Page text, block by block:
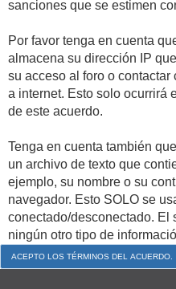
sanciones que se estimen
Por favor tenga en cuenta
almacena su dirección IP
su acceso al foro o
a internet. Esto solo ocurrirá
de este acuerdo.
Tenga en cuenta también
un archivo de texto que
ejemplo, su nombre o su
navegador. Esto SOLO se
conectado/desconectado. El
ningún otro tipo de